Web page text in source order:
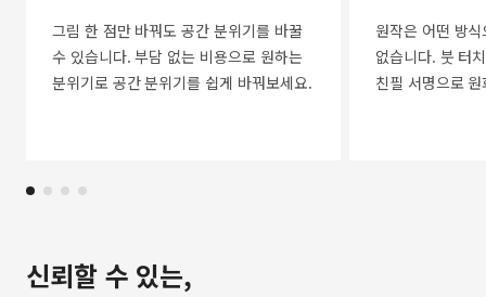
그림 한 점만 바꿔도 공간 분위기를 바꿀
수 있습니다. 부담 없는 비용으로 원하는
분위기로 공간 분위기를 쉽게 바꿔보세요.
원작은 어떤 방
없습니다. 붓 터
친필 서명으로
신뢰할 수 있는,